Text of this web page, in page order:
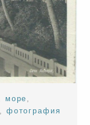
море
фотография